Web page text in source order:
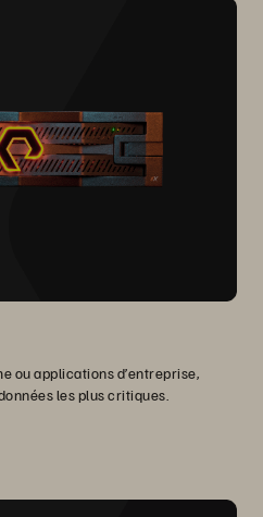
ou applications d’entreprise,
les plus critiques.